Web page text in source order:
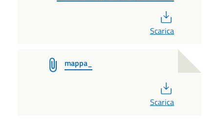
Scarica
mappa_
Scarica